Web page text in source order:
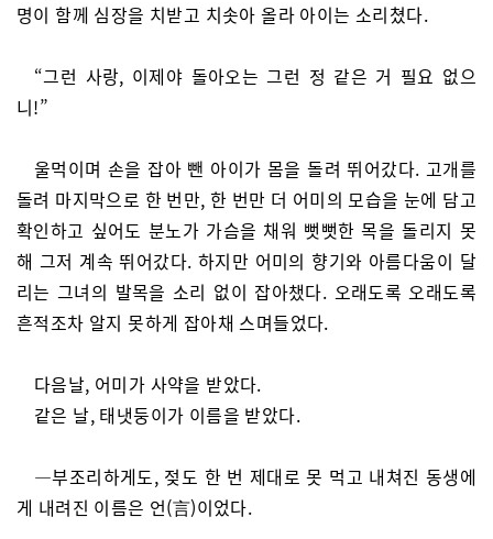
명이 함께 심장을 치받고 치솟아 올라 아이는 소리쳤다.
“그런 사랑, 이제야 돌아오는 그런 정 같은 거 필요 없으
니!”
울먹이며 손을 잡아 뺀 아이가 몸을 돌려 뛰어갔다. 고개를
돌려 마지막으로 한 번만, 한 번만 더 어미의 모습을 눈에 담고
확인하고 싶어도 분노가 가슴을 채워 뻣뻣한 목을 돌리지 못
해 그저 계속 뛰어갔다. 하지만 어미의 향기와 아름다움이 달
리는 그녀의 발목을 소리 없이 잡아챘다. 오래도록 오래도록
흔적조차 알지 못하게 잡아채 스며들었다.
다음날, 어미가 사약을 받았다.
같은 날, 태냇둥이가 이름을 받았다.
—부조리하게도, 젖도 한 번 제대로 못 먹고 내쳐진 동생에
게 내려진 이름은 언(言)이었다.